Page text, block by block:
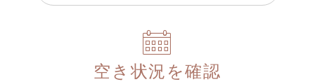
空き状況を確認